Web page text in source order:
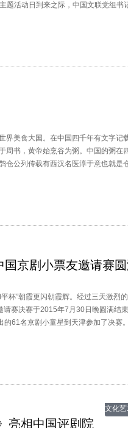
题活动日到来之际，中国文联党组书
文联党组成员、副主席左中一、李前
界美食大国。在中国四千年有文字记
周书，黄帝始烹谷为粥。中国的粥在
仓公列传载有西汉名医淳于意也就是
国京剧小票友邀请赛
杯”朝霞更闪朝霞辉。经过三天激烈
请赛决赛于2015年7月30日晚圆满结
61名京剧小童星到天津参加了决赛
可爱的孩子们的精彩表演，真是从心
亮相中国评剧院
文化